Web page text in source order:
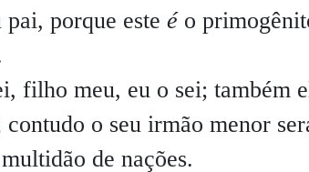
porque este éo
filho meu, eu o sei; também
o seu irmão menor
de nações.